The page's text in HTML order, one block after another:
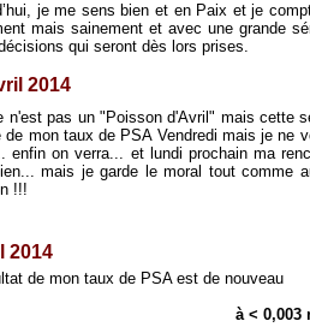
je me sens bien et en Paix et je
mais sainement et avec une grande
qui seront dès lors prises.
2014
n'est pas un "Poisson d'Avril" mais cette
de mon taux de PSA Vendredi mais je ne
enfin on verra... et lundi prochain ma
mais je garde le moral tout comme
!!!
2014
de mon taux de PSA est de nouveau
à < 0,003